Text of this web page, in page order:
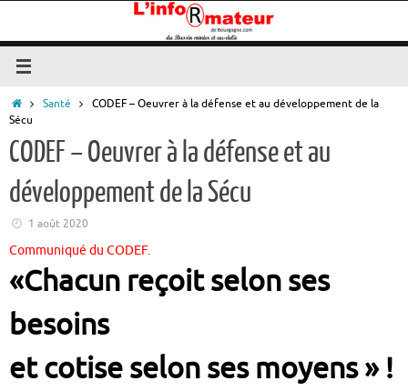
contenu
Accueil
Santé
CODEF – Oeuvrer à la défense et au développement de la
Sécu
CODEF – Oeuvrer à la défense et au
développement de la Sécu
1 août 2020
Communiqué du CODEF.
«Chacun reçoit selon ses
besoins
etcotise selon ses moyens » !